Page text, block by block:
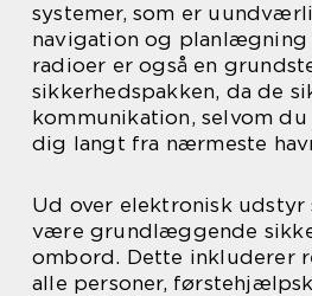
systemer, som er
navigation og planlægning
radioer er også en
sikkerhedspakken, da de
kommunikation, selvom
dig langt fra nærmeste
Ud over elektronisk udstyr
være grundlæggende
ombord. Dette inkluderer
alle personer,